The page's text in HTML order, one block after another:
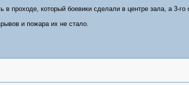
проходе, который боевики сделали в центре зала, а 3-го
и пожара их не стало.